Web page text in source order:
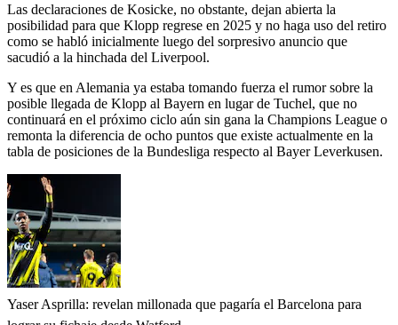
Las declaraciones de Kosicke, no obstante, dejan abierta la
posibilidad para que Klopp regrese en 2025 y no haga uso del retiro
como se habló inicialmente luego del sorpresivo anuncio que
sacudió a la hinchada del Liverpool.
Y es que en Alemania ya estaba tomando fuerza el rumor sobre la
posible llegada de Klopp al Bayern en lugar de Tuchel, que no
continuará en el próximo ciclo aún sin gana la Champions League o
remonta la diferencia de ocho puntos que existe actualmente en la
tabla de posiciones de la Bundesliga respecto al Bayer Leverkusen.
Yaser Asprilla: revelan millonada que pagaría el Barcelona para